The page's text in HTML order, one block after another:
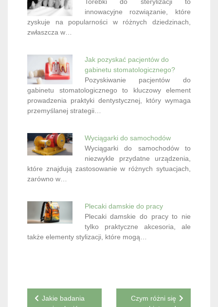
innowacyjne rozwiązanie, które
zyskuje na popularności w różnych dziedzinach,
zwłaszcza w…
Jak pozyskać pacjentów do
gabinetu stomatologicznego?
Pozyskiwanie pacjentów do
gabinetu stomatologicznego to kluczowy element
prowadzenia praktyki dentystycznej, który wymaga
przemyślanej strategii…
Wyciągarki do samochodów
Wyciągarki do samochodów to
niezwykle przydatne urządzenia,
które znajdują zastosowanie w różnych sytuacjach,
zarówno w…
Plecaki damskie do pracy
Plecaki damskie do pracy to nie
tylko praktyczne akcesoria, ale
także elementy stylizacji, które mogą…
Nawigacja
Jakie badania
Czym różni się